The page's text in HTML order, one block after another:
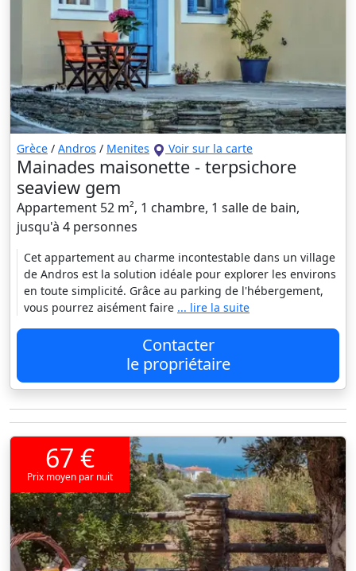
Grèce / Andros / Menites Voir sur la carte
Mainades maisonette - terpsichore
seaview gem
Appartement 52 m², 1 chambre, 1 salle de bain,
jusqu'à 4 personnes
Cet appartement au charme incontestable dans un village
de Andros est la solution idéale pour explorer les environs
en toute simplicité. Grâce au parking de l'hébergement,
vous pourrez aisément faire ... lire la suite
Contacter
le propriétaire
67 €
Prix moyen par nuit